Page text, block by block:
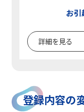
お
詳細を見る
登録内容の